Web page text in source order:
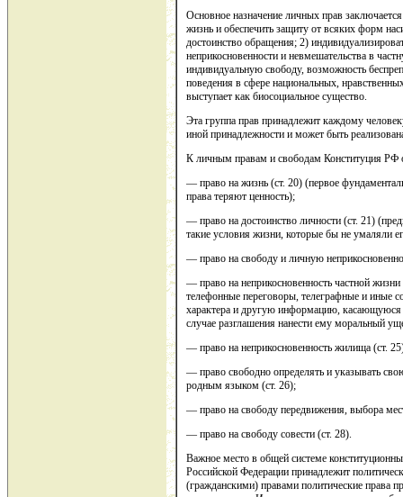
Основное назначение личных прав
жизнь и обеспечить защиту от всяких форм
достоинство обращения; 2)
неприкосновенности и невмешательства в
индивидуальную свободу, возможность
поведения в сфере национальных,
выступает как биосоциальное существо.
Эта группа прав принадлежит каждому
иной принадлежности и может быть
К личным правам и свободам Конституция РФ
— право на жизнь (ст. 20) (первое
права теряют ценность);
— право на достоинство личности (ст. 21)
такие условия жизни, которые бы не умаляли
— право на свободу и личную
— право на неприкосновенность частной
телефонные переговоры, телеграфные и иные
характера и другую информацию,
случае разглашения нанести ему моральный
— право на неприкосновенность жилища (ст.
— право свободно определять и указывать
родным языком (ст. 26);
— право на свободу передвижения, выбора
— право на свободу совести (ст. 28).
Важное место в общей системе
Российской Федерации принадлежит
(гражданскими) правами политические права